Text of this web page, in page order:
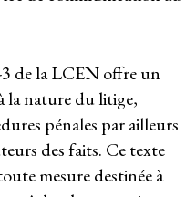
de la LCEN offre un
la nature du litige,
pénales par ailleurs
des faits. Ce texte
mesure destinée à